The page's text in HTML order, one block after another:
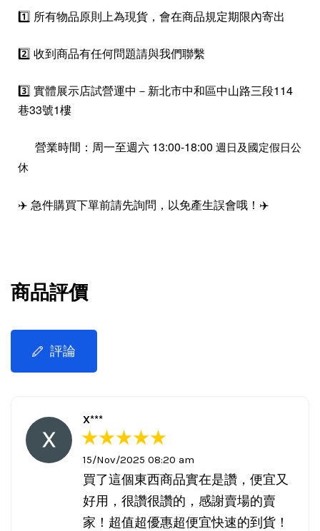
1️⃣ 所有物品原則上為現貨，會在商品規定期限內寄出
2️⃣ 收到商品有任何問題請與我們聯繫
3️⃣ 實體展示店試營運中－新北市中和區中山路三段114
巷33號1樓
營業時間：周一至週六 13:00-18:00 週日及國定假日公
休
✈️ 急件購買下單前請先詢問，以免產生誤會哦！✈️
商品評價
評論
X***
15/Nov/2025 08:20 am
買了這個東西商品實在是讚，便宜又
好用，很讚很讚的，感謝賣場的賣
家！超值超優惠超便宜快速的到貨！